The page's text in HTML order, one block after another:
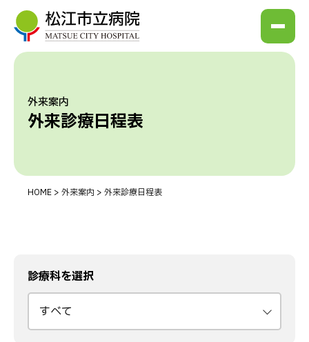
外来案内
外来診療⽇程表
HOME > 外来案内 > 外来診療⽇程表
診療科を選択